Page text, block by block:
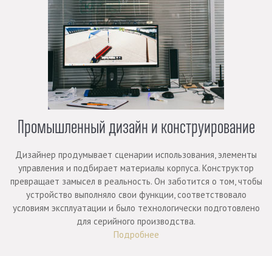
Промышленный дизайн и конструирование
Дизайнер продумывает сценарии использования, элементы
управления и подбирает материалы корпуса. Конструктор
превращает замысел в реальность. Он заботится о том, чтобы
устройство выполняло свои функции, соответствовало
условиям эксплуатации и было технологически подготовлено
для серийного производства.
Подробнее